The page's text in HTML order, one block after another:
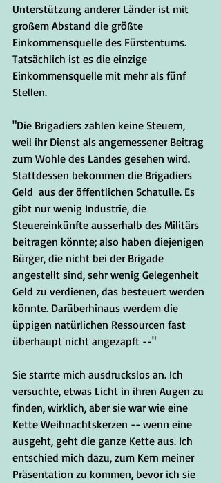
Unterstützung anderer Länder ist mit
großem Abstand die größte
Einkommensquelle des Fürstentums.
Tatsächlich ist es die einzige
Einkommensquelle mit mehr als fünf
Stellen.
"Die Brigadiers zahlen keine Steuern,
weil ihr Dienst als angemessener Beitrag
zum Wohle des Landes gesehen wird.
Stattdessen bekommen die Brigadiers
Geld  aus der öffentlichen Schatulle. Es
gibt nur wenig Industrie, die
Steuereinkünfte ausserhalb des Militärs
beitragen könnte; also haben diejenigen
Bürger, die nicht bei der Brigade
angestellt sind, sehr wenig Gelegenheit
Geld zu verdienen, das besteuert werden
könnte. Darüberhinaus werdem die
üppigen natürlichen Ressourcen fast
überhaupt nicht angezapft --"
Sie starrte mich ausdruckslos an. Ich
versuchte, etwas Licht in ihren Augen zu
finden, wirklich, aber sie war wie eine
Kette Weihnachtskerzen -- wenn eine
ausgeht, geht die ganze Kette aus. Ich
entschied mich dazu, zum Kern meiner
Präsentation zu kommen, bevor ich sie